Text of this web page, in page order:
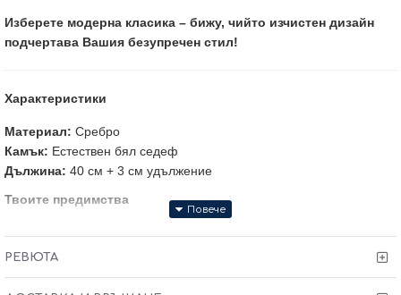
Изберете модерна класика – бижу, чийто изчистен дизайн
подчертава Вашия безупречен стил!
Характеристики
Материал: Сребро
Камък: Естествен бял седеф
Дължина: 40 см + 3 см удължение
Твоите предимства
•Гаранция от 6 месеца
• Произведено в България
РЕВЮТА